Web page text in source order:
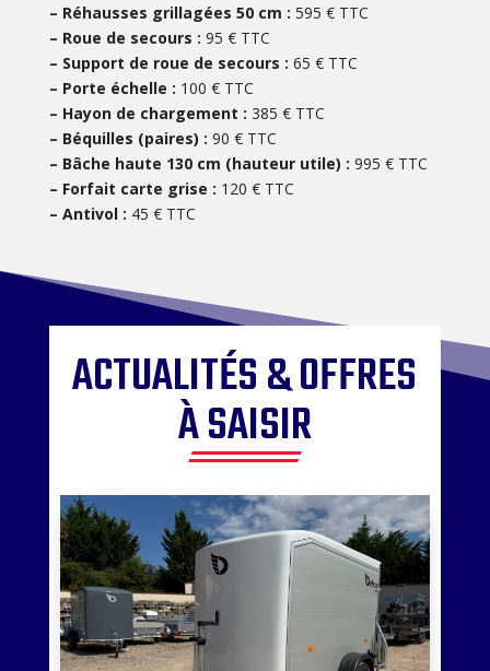
– Réhausses grillagées 50 cm : 595 € TTC
– Roue de secours : 95 € TTC
– Support de roue de secours : 65 € TTC
– Porte échelle : 100 € TTC
– Hayon de chargement : 385 € TTC
– Béquilles (paires) : 90 € TTC
– Bâche haute 130 cm (hauteur utile) : 995 € TTC
– Forfait carte grise : 120 € TTC
– Antivol : 45 € TTC
ACTUALITÉS & OFFRES
À SAISIR